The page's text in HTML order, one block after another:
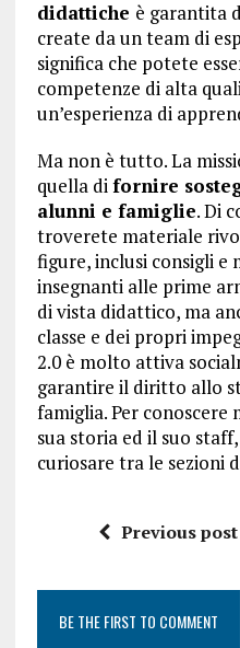
didattiche è garantita
create da un team di
significa che potete
competenze di alta
un’esperienza di
Ma non è tutto. La
quella difornire
alunni e famiglie. Di
troverete materiale
figure, inclusi consigli
insegnanti alle prime
di vista didattico, ma
classe e dei propri
2.0 è molto attiva
garantire il diritto allo
famiglia. Per conoscere
sua storia ed il suo
curiosare tra le sezioni
Previous post
BE THE FIRST TO COMMENT